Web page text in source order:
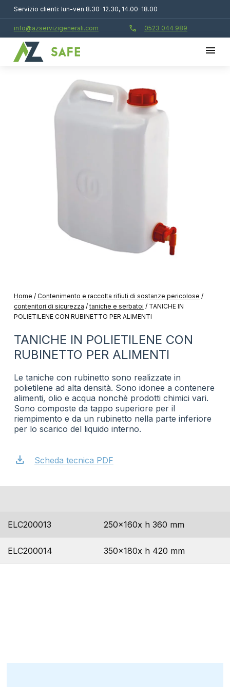
Servizio clienti: lun-ven 8.30-12.30, 14.00-18.00
info@azservizigenerali.com call 0523 044 989
Home / Contenimento e raccolta rifiuti di sostanze pericolose /
contenitori di sicurezza / taniche e serbatoi / TANICHE IN
POLIETILENE CON RUBINETTO PER ALIMENTI
TANICHE IN POLIETILENE CON
RUBINETTO PER ALIMENTI
Le taniche con rubinetto sono realizzate in
polietilene ad alta densità. Sono idonee a contenere
alimenti, olio e acqua nonchè prodotti chimici vari.
Sono composte da tappo superiore per il
riempimento e da un rubinetto nella parte inferiore
per lo scarico del liquido interno.
download Scheda tecnica PDF
ELC200013 250x160x h 360 mm
ELC200014 350x180x h 420 mm